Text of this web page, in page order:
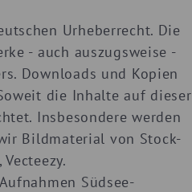
Urheberrecht. Die
- auch auszugsweise -
Downloads und Kopien
die Inhalte auf dieser
Insbesondere werden
Bildmaterial von Stock-
Südsee-